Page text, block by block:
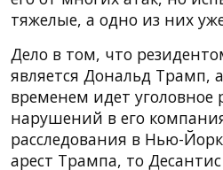
тяжелые, а одно из них
Дело в том, что
является Дональд Трамп,
временем идет уголовное
нарушений в его
расследования в Нью-
арест Трампа, то